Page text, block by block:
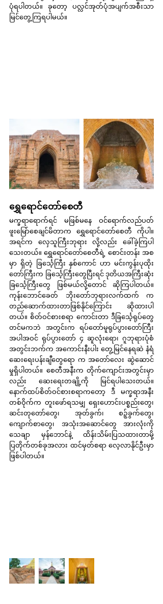
ပုံရပါတယ်။ ခုတော့ ပလ္လင်အုတ်ပုံအပျက်အစီးသာ
မြင်တွေ့ကြရပါမယ်။
ရွှေရောင်တော်စေတီ
မက္ခရာရောက်ရင် မဖြစ်မနေ ဝင်ရောက်လည်ပတ်
ဖူးမြော်စေချင်မိတာက ရွှေရောင်တော်စေတီ ကိုပါ။
အရင်က လှေသူကြီးဘုရား လို့လည်း ခေါ်ခဲ့ကြပါ
သေးတယ်။ ရွှေရောင်တော်စေတီရဲ့ စောင်းတန်း အစ
မှာ ရှိတဲ့ ခြင်္သေ့ကြီး နှစ်ကောင် ဟာ မင်းကွန်းပုထိုး
တော်ကြီးက ခြင်္သေ့ကြီးတွေပြီးရင် ဒုတိယအကြီးဆုံး
ခြင်္သေ့ကြီးတွေ ဖြစ်မယ်လို့တောင် ဆိုကြပါတယ်။
ကုန်းဘောင်ခေတ် ဘိုးတော်ဘုရားလက်ထက် က
တည်ဆောက်ထားတာဖြစ်နိုင်ကြောင်း ဆိုထားပါ
တယ်။ စိတ်ဝင်စားစရာ ကောင်းတာ ဒီခြင်္သေ့ရုပ်တွေ
တင်မကဘဲ အတွင်းက ရပ်တော်မူရုပ်ပွားတော်ကြီး
အပါအဝင် ရုပ်ပွားတော် ၄ ဆူလုံးရော၊ ဂူဘုရားပုံစံ
အတွင်းဘက်က အကောင်းနီးပါး တွေ့မြင်နေရဆဲ နံရံ
ဆေးရေးပန်းချီတွေရော က အတော်လေး ဆွဲဆောင်
မှုရှိပါတယ်။ စေတီအနီးက တိုက်ကျောင်းအတွင်းမှာ
လည်း ဆေးရေးတချို့ကို မြင်ရပါသေးတယ်။
နောက်ထပ်စိတ်ဝင်စားစရာကတော့ ဒီ မက္ခရာအနီး
တစ်ဝိုက်က တူးဖော်ရသမျှ ရှေးဟောင်းပစ္စည်းတွေ၊
ဆင်းတုတော်တွေ၊ အုတ်ခွက်၊ စဉ့်ခွက်တွေ၊
ကျောက်စာတွေ၊ အသုံးအဆောင်တွေ အားလုံးကို
သေချာ မှန်ဘောင်နဲ့ ထိန်းသိမ်းပြသထားတာမို့
ပြတိုက်တစ်ခုအလား ထင်မှတ်စရာ လေ့လာနိုင်ဦးမှာ
ဖြစ်ပါတယ်။